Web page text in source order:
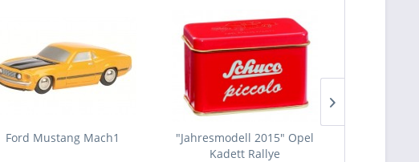
Ford Mustang Mach1
"Jahresmodell 2015" Opel
Kadett Rallye